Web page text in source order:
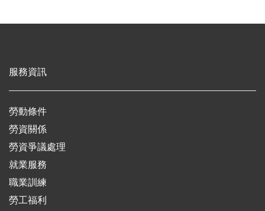
服務資訊
勞動條件
勞資關係
勞資爭議處理
就業服務
職業訓練
勞工福利